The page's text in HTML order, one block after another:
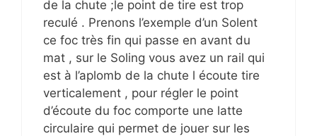
de la chute ;le point de tire est trop
reculé . Prenons l’exemple d’un Solent
ce foc très fin qui passe en avant du
mat , sur le Soling vous avez un rail qui
est à l’aplomb de la chute l écoute tire
verticalement , pour régler le point
d’écoute du foc comporte une latte
circulaire qui permet de jouer sur les